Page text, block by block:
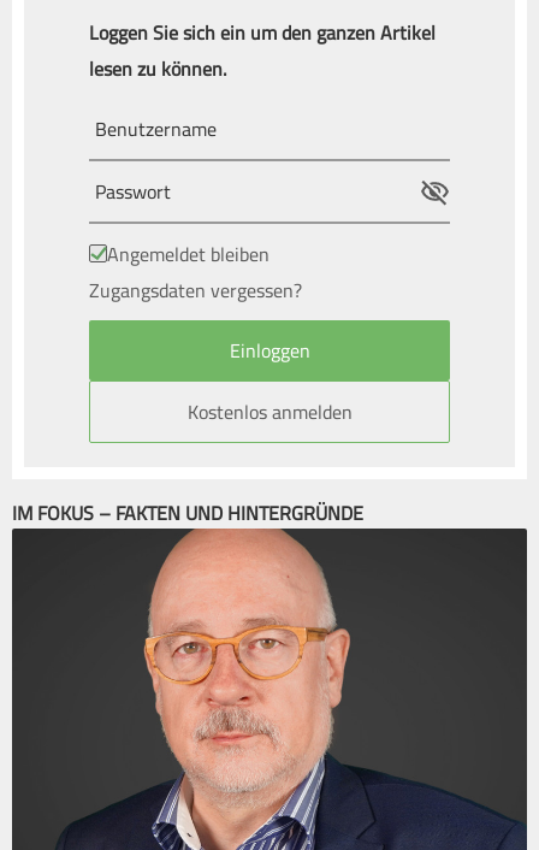
Loggen Sie sich ein um den ganzen Artikel
lesen zu können.
Angemeldet bleiben
Zugangsdaten vergessen?
Kostenlos anmelden
IM FOKUS – FAKTEN UND HINTERGRÜNDE